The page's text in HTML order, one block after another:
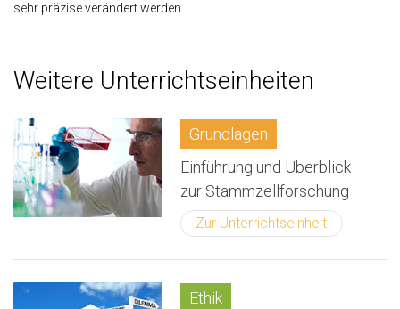
sehr präzise verändert werden.
Weitere Unterrichtseinheiten
Grundlagen
Einführung und Überblick
zur Stammzellforschung
Zur Unterrichtseinheit
Ethik